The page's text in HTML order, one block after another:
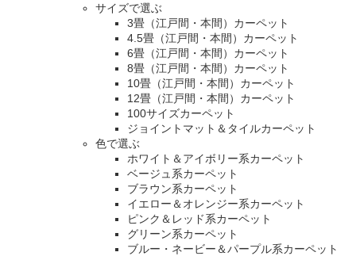
サイズで選ぶ
3畳（江戸間・本間）カーペット
4.5畳（江戸間・本間）カーペット
6畳（江戸間・本間）カーペット
8畳（江戸間・本間）カーペット
10畳（江戸間・本間）カーペット
12畳（江戸間・本間）カーペット
100サイズカーペット
ジョイントマット＆タイルカーペット
色で選ぶ
ホワイト＆アイボリー系カーペット
ベージュ系カーペット
ブラウン系カーペット
イエロー＆オレンジー系カーペット
ピンク＆レッド系カーペット
グリーン系カーペット
ブルー・ネービー＆パープル系カーペット